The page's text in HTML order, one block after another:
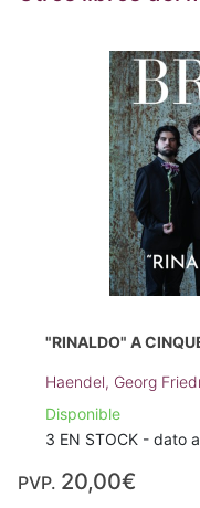
"RINALDO" A
Haendel, Georg
Disponible
3 EN STOCK - dato
PVP. 20,00€